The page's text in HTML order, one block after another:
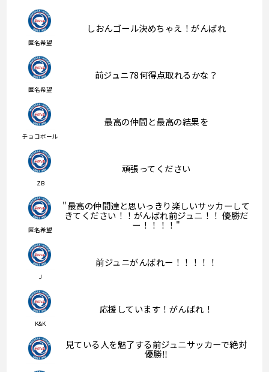
匿名希望
しおんゴール決めちゃえ！がんばれ
匿名希望
前ジュニ78何得点取れるかな？
チョコボール
最高の仲間と最高の結果を
ZB
頑張ってください
匿名希望
"最高の仲間達と思いっきり楽しいサッカーして
きてください！！がんばれ前ジュニ！！ 優勝だ
ー！！！！"
Ｊ
前ジュニがんばれー！！！！！
K&K
応援しています！がんばれ！
見ている人を魅了する前ジュニサッカーで絶対
優勝‼︎